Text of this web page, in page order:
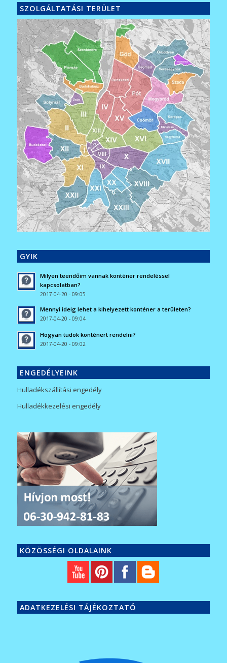
SZOLGÁLTATÁSI TERÜLET
GYIK
Milyen teendőim vannak konténer rendeléssel
kapcsolatban?
2017-04-20 - 09:05
Mennyi ideig lehet a kihelyezett konténer a területen?
2017-04-20 - 09:04
Hogyan tudok konténert rendelni?
2017-04-20 - 09:02
ENGEDÉLYEINK
Hulladékszállítási engedély
Hulladékkezelési engedély
KÖZÖSSÉGI OLDALAINK
ADATKEZELÉSI TÁJÉKOZTATÓ